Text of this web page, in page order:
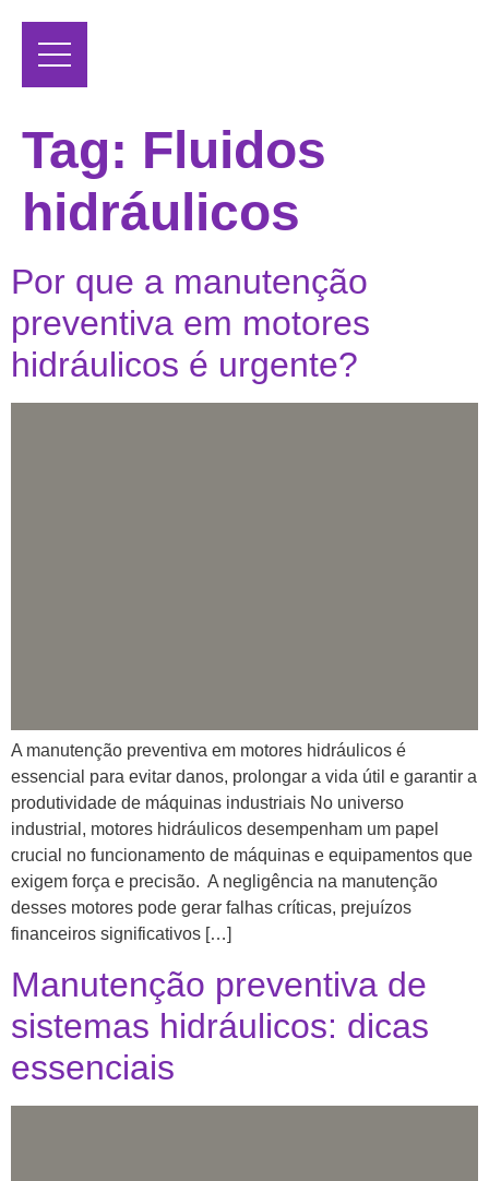
Tag: Fluidos
hidráulicos
Por que a manutenção
preventiva em motores
hidráulicos é urgente?
A manutenção preventiva em motores hidráulicos é
essencial para evitar danos, prolongar a vida útil e garantir a
produtividade de máquinas industriais No universo
industrial, motores hidráulicos desempenham um papel
crucial no funcionamento de máquinas e equipamentos que
exigem força e precisão. A negligência na manutenção
desses motores pode gerar falhas críticas, prejuízos
financeiros significativos […]
Manutenção preventiva de
sistemas hidráulicos: dicas
essenciais